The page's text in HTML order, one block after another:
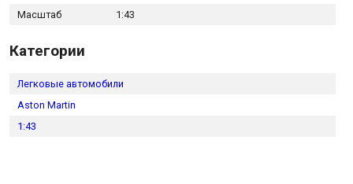
Масштаб 1:43
Категории
Легковые автомобили
Aston Martin
1:43